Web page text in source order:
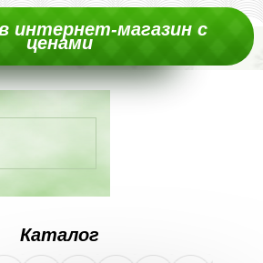
интернет-магазин с
ценами
Каталог